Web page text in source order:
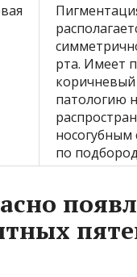
рта. Имеет
коричневый
патологию
носогубным
по